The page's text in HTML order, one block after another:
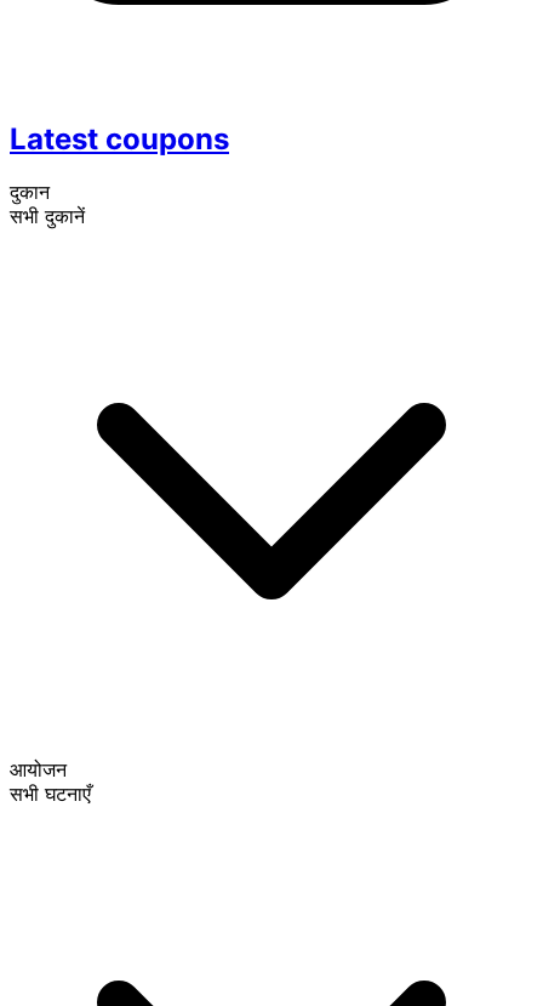
Latest coupons
दुकान
सभी दुकानें
आयोजन
सभी घटनाएँ